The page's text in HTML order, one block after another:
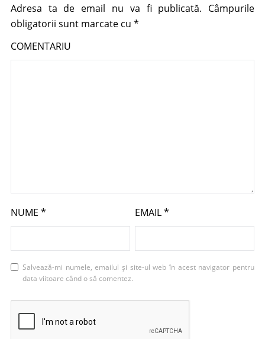
Adresa ta de email nu va fi publicată. Câmpurile
obligatorii sunt marcate cu *
COMENTARIU
NUME * EMAIL*
Salvează-mi numele, emailul și site-ul web în acest navigator pentru
data viitoare când o să comentez.